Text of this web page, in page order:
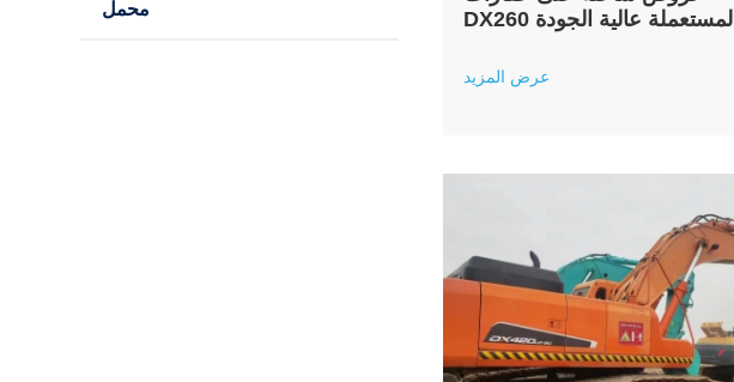
محمل
DX260 المستعملة عالية الجودة
عرض المزيد